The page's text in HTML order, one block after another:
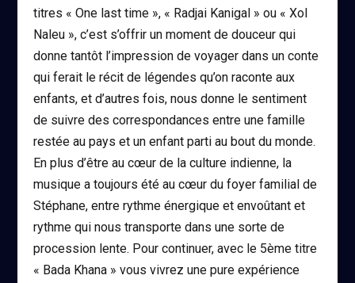
titres « One last time », « Radjai Kanigal » ou « Xol
Naleu », c’est s’offrir un moment de douceur qui
donne tantôt l’impression de voyager dans un conte
qui ferait le récit de légendes qu’on raconte aux
enfants, et d’autres fois, nous donne le sentiment
de suivre des correspondances entre une famille
restée au pays et un enfant parti au bout du monde.
En plus d’être au cœur de la culture indienne, la
musique a toujours été au cœur du foyer familial de
Stéphane, entre rythme énergique et envoûtant et
rythme qui nous transporte dans une sorte de
procession lente. Pour continuer, avec le 5ème titre
« Bada Khana » vous vivrez une pure expérience